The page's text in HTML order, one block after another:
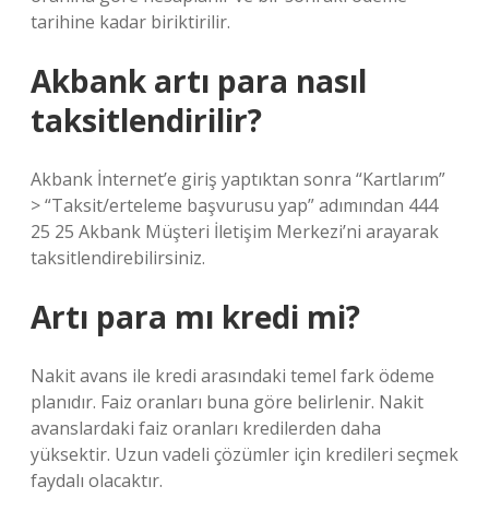
tarihine kadar biriktirilir.
Akbank artı para nasıl
taksitlendirilir?
Akbank İnternet’e giriş yaptıktan sonra “Kartlarım”
> “Taksit/erteleme başvurusu yap” adımından 444
25 25 Akbank Müşteri İletişim Merkezi’ni arayarak
taksitlendirebilirsiniz.
Artı para mı kredi mi?
Nakit avans ile kredi arasındaki temel fark ödeme
planıdır. Faiz oranları buna göre belirlenir. Nakit
avanslardaki faiz oranları kredilerden daha
yüksektir. Uzun vadeli çözümler için kredileri seçmek
faydalı olacaktır.